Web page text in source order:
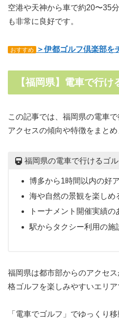
空港や天神から車で約20〜35
も非常に良好です。
おすすめ ＞伊都ゴルフ倶楽部を
【福岡県】電車で行
この記事では、福岡県の電車
アクセスの傾向や特徴をまとめ
福岡県の電車で行けるゴ
博多から1時間以内の好
海や自然の景観を楽しめ
トーナメント開催実績の
駅からタクシー利用の施
福岡県は都市部からのアクセ
格ゴルフを楽しみやすいエリア
「電車でゴルフ」でゆっくり